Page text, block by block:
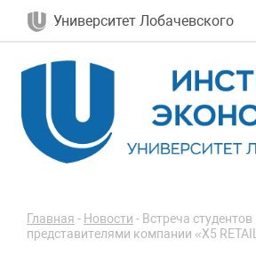
Университет Лобачевского
Главная - Новости - Встреча
представителями компании «X5